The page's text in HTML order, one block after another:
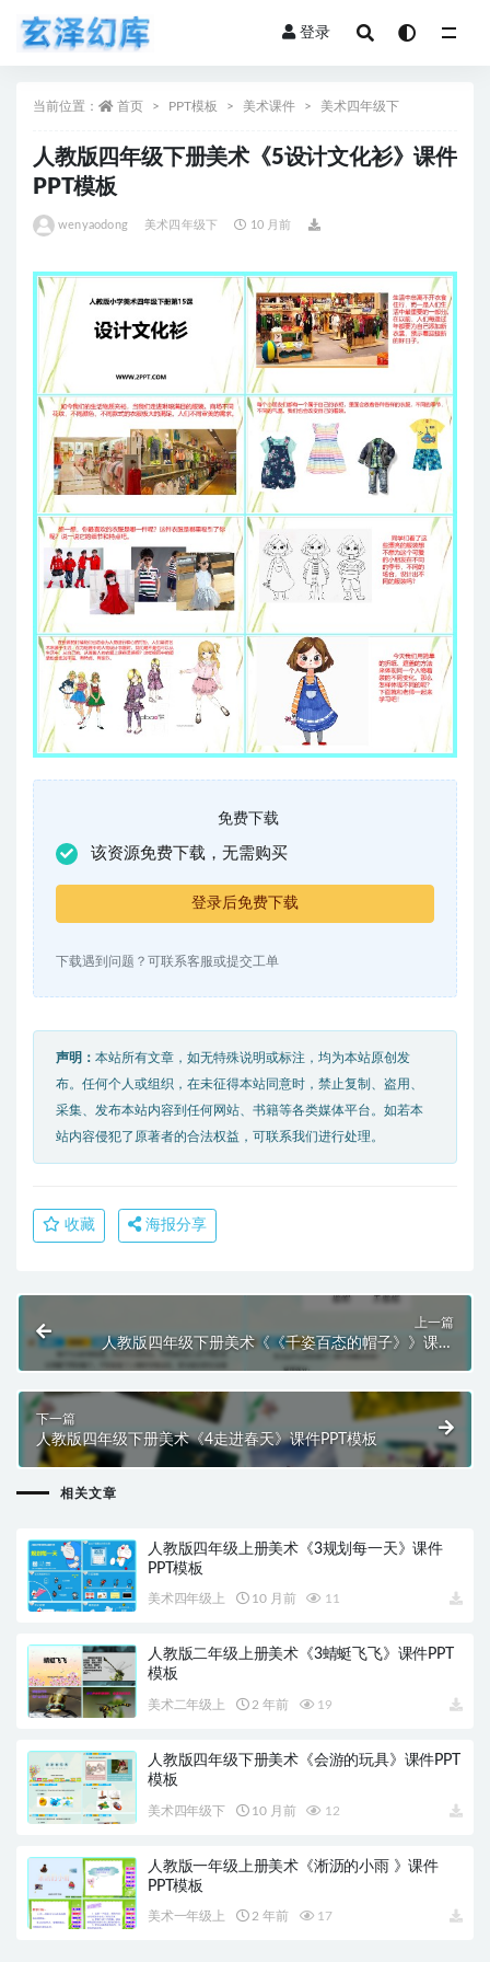
登录
当前位置： 首页 PPT模板 美术课件 美术四年级下
人教版四年级下册美术《5设计文化衫》课件
PPT模板
wenyaodong 美术四年级下 10 月前
免费下载
该资源免费下载，无需购买
登录后免费下载
下载遇到问题？可联系客服或提交工单
声明： 本站所有文章，如无特殊说明或标注，均为本站原创发
布。任何个人或组织，在未征得本站同意时，禁止复制、盗用、
采集、发布本站内容到任何网站、书籍等各类媒体平台。如若本
站内容侵犯了原著者的合法权益，可联系我们进行处理。
收藏 海报分享
上一篇
人教版四年级下册美术《《千姿百态的帽子》》课件
下一篇
人教版四年级下册美术《4走进春天》课件PPT模板
相关文章
人教版四年级上册美术《3规划每一天》课件
PPT模板
美术四年级上 10 月前 11
人教版二年级上册美术《3蜻蜓飞飞》课件PPT
模板
美术二年级上 2 年前 19
人教版四年级下册美术《会游的玩具》课件PPT
模板
美术四年级下 10 月前 12
人教版一年级上册美术《淅沥的小雨 》课件
PPT模板
美术一年级上 2 年前 17